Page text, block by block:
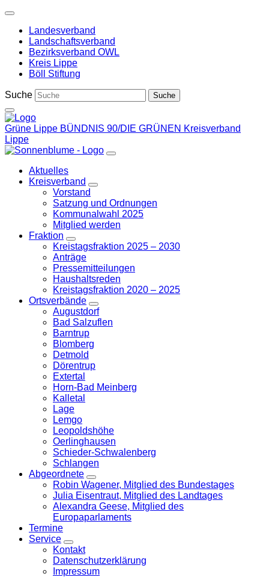
Weiter
Inhalt
Landesverband
Landschaftsverband
Bezirksverband OWL
Kreis Lippe
Böll Stiftung
Suche
Grüne Lippe BÜNDNIS 90/DIE GRÜNEN Kreisverband
Lippe
Aktuelles
Kreisverband
Zeige
Untermenü
Vorstand
Satzung und Ordnungen
Kommunalwahl 2025
Mitglied werden
Fraktion
Zeige
Untermenü
Kreistagsfraktion 2025 – 2030
Anträge
Pressemitteilungen
Haushaltsreden
Kreistagsfraktion 2020 – 2025
Ortsverbände
Zeige
Untermenü
Augustdorf
Bad Salzuflen
Barntrup
Blomberg
Detmold
Dörentrup
Extertal
Horn-Bad Meinberg
Kalletal
Lage
Lemgo
Leopoldshöhe
Oerlinghausen
Schieder-Schwalenberg
Schlangen
Abgeordnete
Zeige
Untermenü
Robin Wagener, Mitglied des Bundestages
Julia Eisentraut, Mitglied des Landtages
Alexandra Geese, Mitglied des
Europaparlaments
Termine
Service
Zeige
Untermenü
Kontakt
Datenschutzerklärung
Impressum